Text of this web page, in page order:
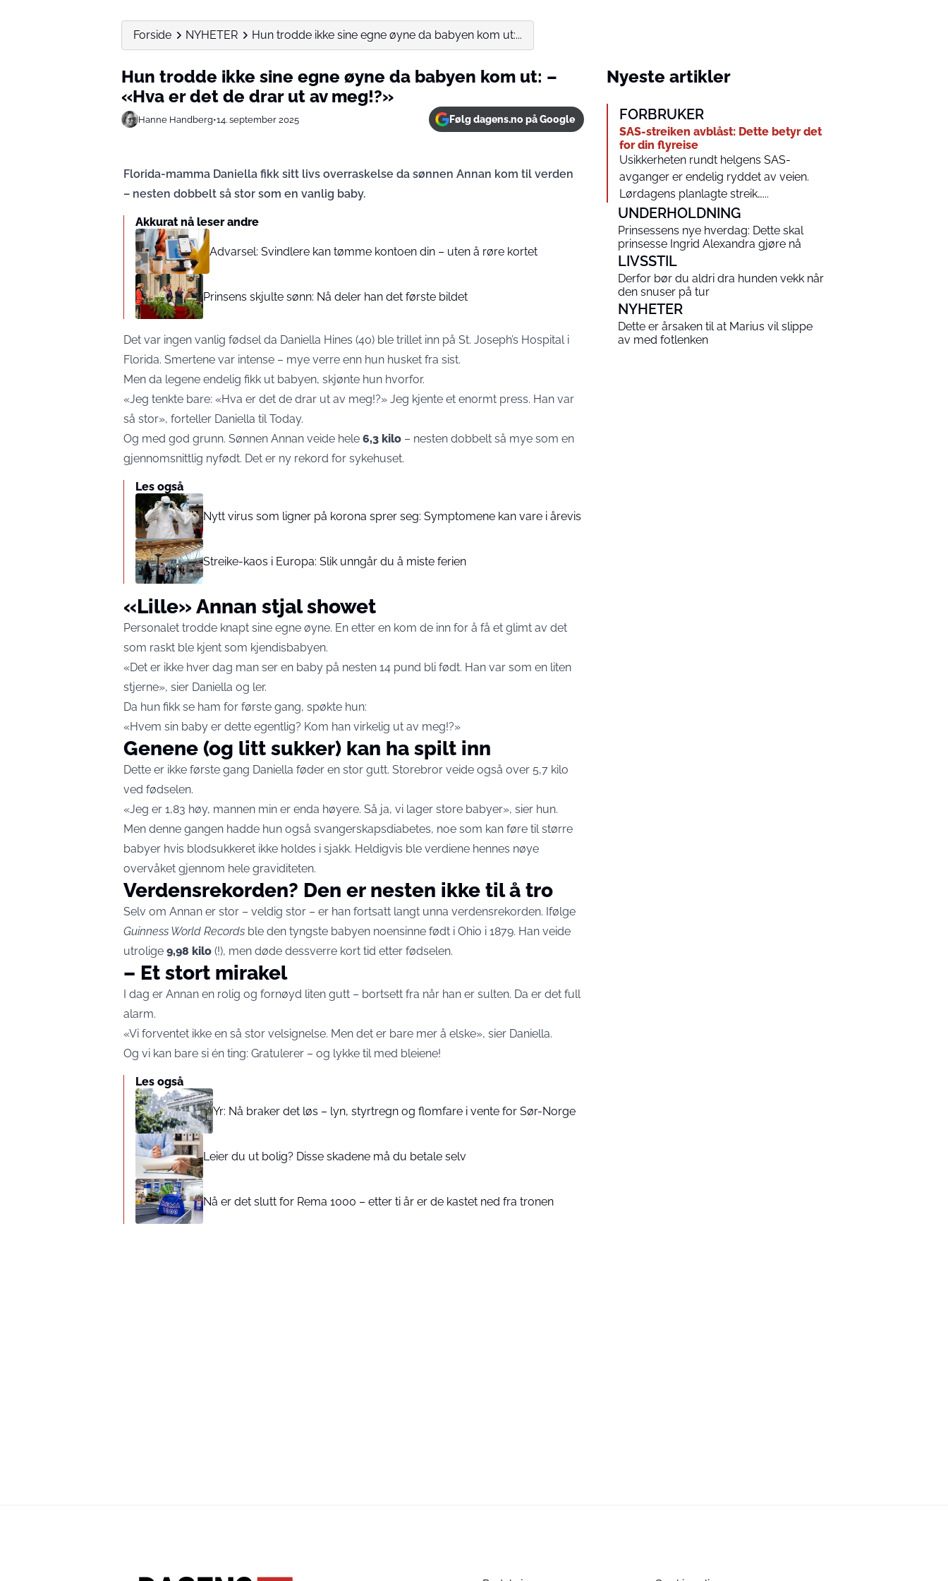
Forside NYHETER Hun trodde ikke sine egne øyne da babyen kom ut:...
Hun trodde ikke sine egne øyne da babyen kom ut: –
«Hva er det de drar ut av meg!?»
Hanne Handberg•14. september 2025 Følg dagens.no på Google
Florida-mamma Daniella fikk sitt livs overraskelse da sønnen Annan kom til verden
– nesten dobbelt så stor som en vanlig baby.
Akkurat nå leser andre
Advarsel: Svindlere kan tømme kontoen din – uten å røre kortet
Prinsens skjulte sønn: Nå deler han det første bildet
Det var ingen vanlig fødsel da Daniella Hines (40) ble trillet inn på St. Joseph’s Hospital i
Florida. Smertene var intense – mye verre enn hun husket fra sist.
Men da legene endelig fikk ut babyen, skjønte hun hvorfor.
«Jeg tenkte bare: «Hva er det de drar ut av meg!?» Jeg kjente et enormt press. Han var
så stor», forteller Daniella tilToday.
Og med god grunn. Sønnen Annan veide hele 6,3 kilo – nesten dobbelt så mye som en
gjennomsnittlig nyfødt. Det er ny rekord for sykehuset.
Les også
Nytt virus som ligner på korona sprer seg: Symptomene kan vare i årevis
Streike-kaos i Europa: Slik unngår du å miste ferien
«Lille» Annan stjal showet
Personalet trodde knapt sine egne øyne. En etter en kom de inn for å få et glimt av det
som raskt ble kjent som kjendisbabyen.
«Det er ikke hver dag man ser en baby på nesten 14 pund bli født. Han var som en liten
stjerne», sier Daniella og ler.
Da hun fikk se ham for første gang, spøkte hun:
«Hvem sin baby er dette egentlig? Kom han virkelig ut av meg!?»
Genene (og litt sukker) kan ha spilt inn
Dette er ikke første gang Daniella føder en stor gutt. Storebror veide også over 5,7 kilo
ved fødselen.
«Jeg er 1,83 høy, mannen min er enda høyere. Så ja, vi lager store babyer», sier hun.
Men denne gangen hadde hun også svangerskapsdiabetes, noe som kan føre til større
babyer hvis blodsukkeret ikke holdes i sjakk. Heldigvis ble verdiene hennes nøye
overvåket gjennom hele graviditeten.
Verdensrekorden? Den er nesten ikke til å tro
Selv om Annan er stor – veldig stor – er han fortsatt langt unna verdensrekorden. Ifølge
Guinness World Records ble den tyngste babyen noensinne født i Ohio i 1879. Han veide
utrolige 9,98 kilo (!), men døde dessverre kort tid etter fødselen.
– Et stort mirakel
I dag er Annan en rolig og fornøyd liten gutt – bortsett fra når han er sulten. Da er det full
alarm.
«Vi forventet ikke en så stor velsignelse. Men det er bare mer å elske», sier Daniella.
Og vi kan bare si én ting: Gratulerer – og lykke til med bleiene!
Les også
Yr: Nå braker det løs – lyn, styrtregn og flomfare i vente for Sør-Norge
Leier du ut bolig? Disse skadene må du betale selv
Nå er det slutt for Rema 1000 – etter ti år er de kastet ned fra tronen
Nyeste artikler
FORBRUKER
SAS-streiken avblåst: Dette betyr det
for din flyreise
Usikkerheten rundt helgens SAS-
avganger er endelig ryddet av veien.
Lørdagens planlagte streik…...
UNDERHOLDNING
Prinsessens nye hverdag: Dette skal
prinsesse Ingrid Alexandra gjøre nå
LIVSSTIL
Derfor bør du aldri dra hunden vekk når
den snuser på tur
NYHETER
Dette er årsaken til at Marius vil slippe
av med fotlenken